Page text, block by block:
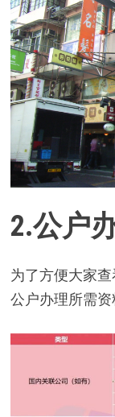
2.公户
为了方便大家
公户办理所需资